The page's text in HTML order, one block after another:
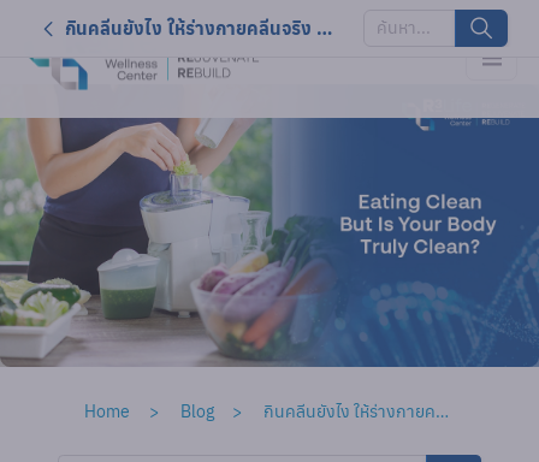
กินคลีนยังไง ให้ร่างกายคลีนจริง ๆ? เมื่อผักอาจไม่ได้คลีนอย่างที่เราคิด
Home Blog กินคลีนยังไง ให้ร่างกายคลีนจริง ๆ? เมื่อผักอาจไม่ได้คลีนอย่างที่เราคิด